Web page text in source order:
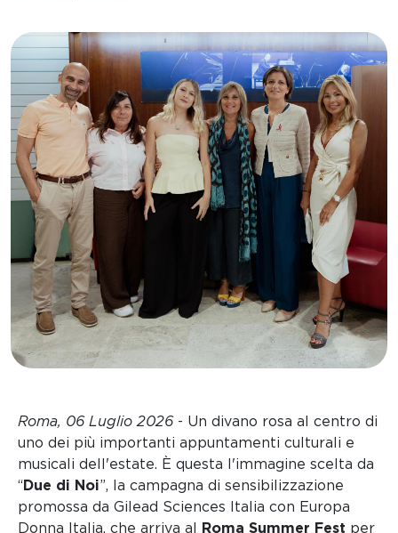
Roma, 06 Luglio 2026- Un divano rosa al centro di
uno dei più importanti appuntamenti culturali e
musicali dell'estate. È questa l'immagine scelta da
“Due di Noi”, la campagna di sensibilizzazione
promossa da Gilead Sciences Italia con Europa
Donna Italia, che arriva al Roma Summer Fest per